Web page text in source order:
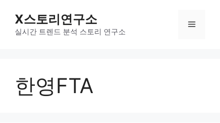
X스토리연구소
실시간 트렌드 분석 스토리 연구소
메
한영FTA